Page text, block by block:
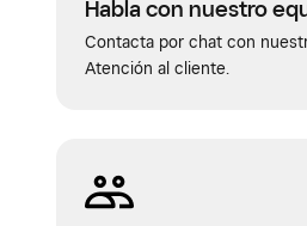
Habla con nuestro
Contacta por chat con
Atención al cliente.